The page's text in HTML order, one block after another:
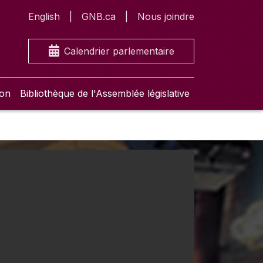
English GNB.ca Nous joindre
Calendrier parlementaire
Bibliothèque de l'Assemblée législative